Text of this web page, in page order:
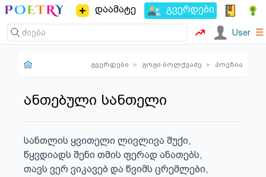
დაამატე გვერდები
User ☰
გვერდები ▸ გოგი ბოლქვაძე ▸ პოეზია
ანთებული სანთელი
სანთლის ყვითელი ლივლივა შუქი,
წყვდიადს შენი თმის ფერად ანათებს,
თავს ვერ ვიკავებ და წვიმს ცრემლები,